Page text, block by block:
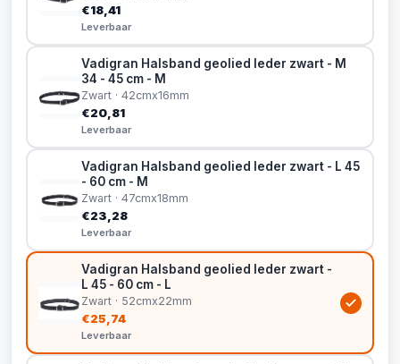
€18,41
Leverbaar
Vadigran Halsband geolied leder zwart - M
34 - 45 cm - M
Zwart · 42cmx16mm
€20,81
Leverbaar
Vadigran Halsband geolied leder zwart - L 45
- 60 cm - M
Zwart · 47cmx18mm
€23,28
Leverbaar
Vadigran Halsband geolied leder zwart -
L 45 - 60 cm - L
Zwart · 52cmx22mm
€25,74
Leverbaar